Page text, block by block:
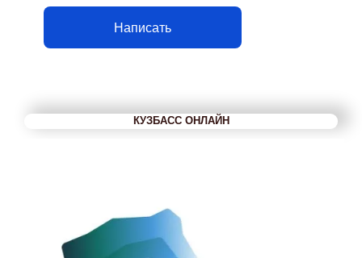
Написать
КУЗБАСС ОНЛАЙН